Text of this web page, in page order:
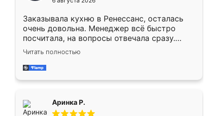
мебели буду заказывать только здесь.
Заказывала кухню в Ренессанс, осталась
очень довольна. Менеджер всё быстро
посчитала, на вопросы отвечала сразу.
Замерщик приехал в субботу, подошёл к
делу со всей ответственностью. Собрали
за день, ребята работали аккуратно, даже
Читать полностью
Аринка Р.